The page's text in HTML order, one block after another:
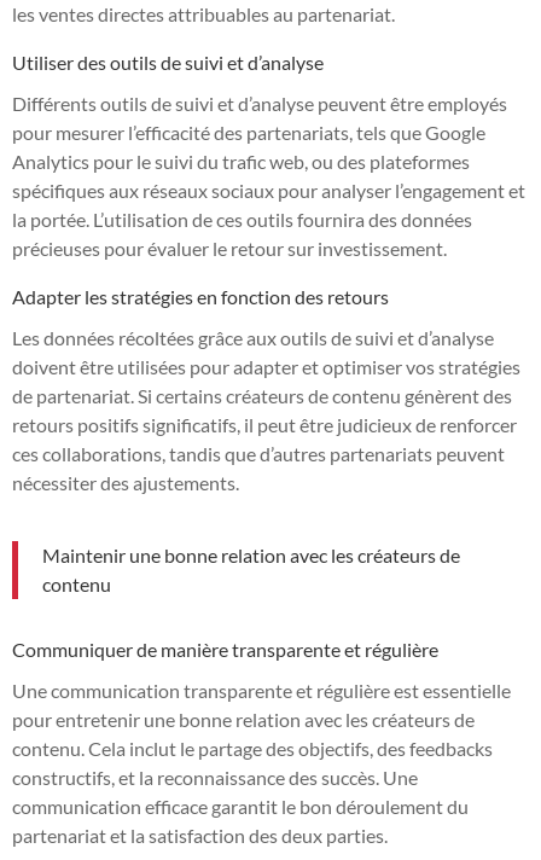
les ventes directes attribuables au partenariat.
Utiliser des outils de suivi et d’analyse
Différents outils de suivi et d’analyse peuvent être employés
pour mesurer l’efficacité des partenariats, tels que Google
Analytics pour le suivi du trafic web, ou des plateformes
spécifiques aux réseaux sociaux pour analyser l’engagement et
la portée. L’utilisation de ces outils fournira des données
précieuses pour évaluer le retour sur investissement.
Adapter les stratégies en fonction des retours
Les données récoltées grâce aux outils de suivi et d’analyse
doivent être utilisées pour adapter et optimiser vos stratégies
de partenariat. Si certains créateurs de contenu génèrent des
retours positifs significatifs, il peut être judicieux de renforcer
ces collaborations, tandis que d’autres partenariats peuvent
nécessiter des ajustements.
Maintenir une bonne relation avec les créateurs de
contenu
Communiquer de manière transparente et régulière
Une communication transparente et régulière est essentielle
pour entretenir une bonne relation avec les créateurs de
contenu. Cela inclut le partage des objectifs, des feedbacks
constructifs, et la reconnaissance des succès. Une
communication efficace garantit le bon déroulement du
partenariat et la satisfaction des deux parties.